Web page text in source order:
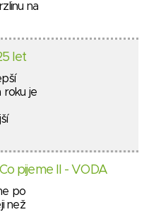
na
let
roku je
pijeme II - VODA
po
než